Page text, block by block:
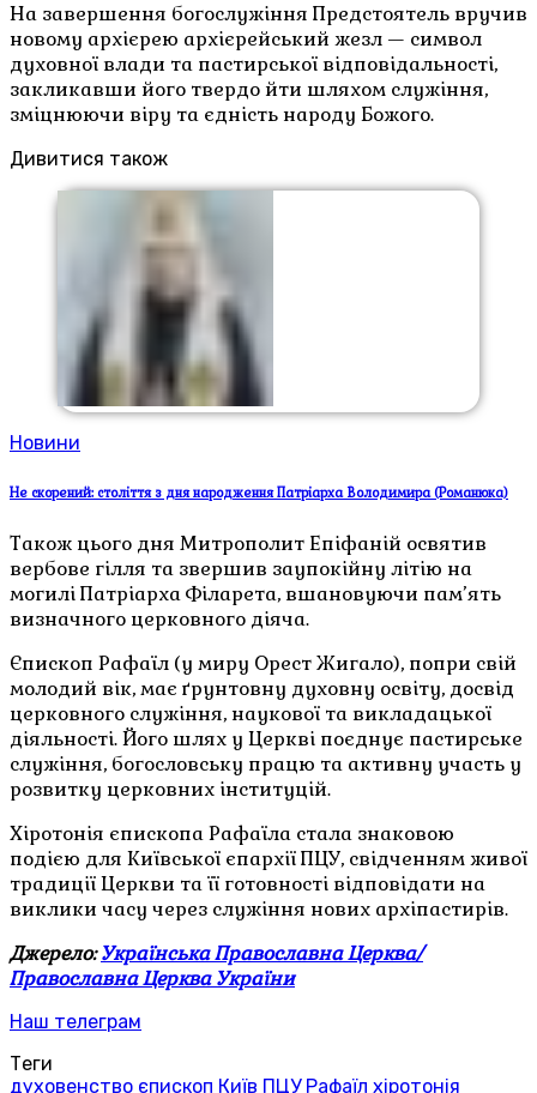
На завершення богослужіння Предстоятель вручив
новому архієрею архієрейський жезл — символ
духовної влади та пастирської відповідальності,
закликавши його твердо йти шляхом служіння,
зміцнюючи віру та єдність народу Божого.
Дивитися також
Новини
Не скорений: століття з дня народження Патріарха Володимира (Романюка)
Також цього дня Митрополит Епіфаній освятив
вербове гілля та звершив заупокійну літію на
могилі Патріарха Філарета, вшановуючи пам’ять
визначного церковного діяча.
Єпископ Рафаїл (у миру Орест Жигало), попри свій
молодий вік, має ґрунтовну духовну освіту, досвід
церковного служіння, наукової та викладацької
діяльності. Його шлях у Церкві поєднує пастирське
служіння, богословську працю та активну участь у
розвитку церковних інституцій.
Хіротонія єпископа Рафаїла стала знаковою
подією для Київської єпархії ПЦУ, свідченням живої
традиції Церкви та її готовності відповідати на
виклики часу через служіння нових архіпастирів.
Джерело:Українська Православна Церква/
Православна Церква України
Наш телеграм
Теги
духовенство єпископ Київ ПЦУ Рафаїл хіротонія